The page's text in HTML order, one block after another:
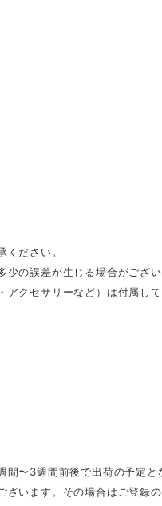
ださい。
の誤差が生じる場合がござい
クセサリーなど）は付属して
〜3週間前後で出荷の予定
います。その場合はご登録